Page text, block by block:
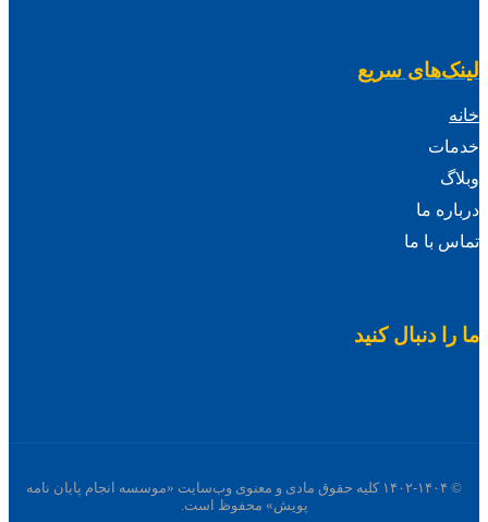
لینک‌های سریع
خانه
خدمات
وبلاگ
درباره ما
تماس با ما
ما را دنبال کنید
© ۱۴۰۲-۱۴۰۴ کلیه حقوق مادی و معنوی وب‌سایت «موسسه انجام پایان نامه
پویش» محفوظ است.